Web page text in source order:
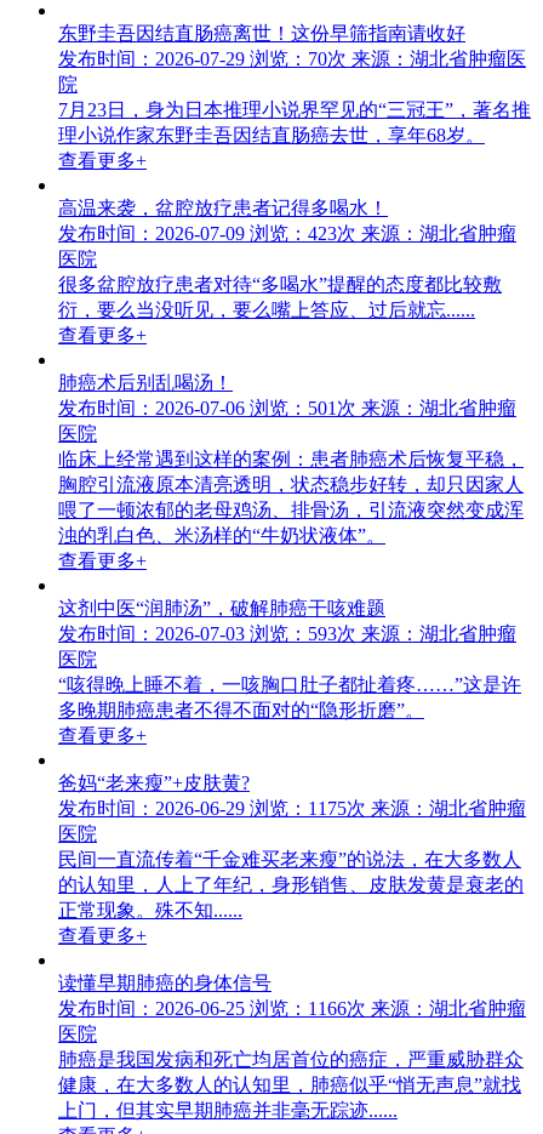
东野圭吾因结直肠癌离世！这份早筛指南请收好
发布时间：2026-07-29 浏览：70次 来源：湖北省肿瘤医
院
7月23日，身为日本推理小说界罕见的“三冠王”，著名推
理小说作家东野圭吾因结直肠癌去世，享年68岁。
查看更多+
高温来袭，盆腔放疗患者记得多喝水！
发布时间：2026-07-09 浏览：423次 来源：湖北省肿瘤
医院
很多盆腔放疗患者对待“多喝水”提醒的态度都比较敷
衍，要么当没听见，要么嘴上答应、过后就忘......
查看更多+
肺癌术后别乱喝汤！
发布时间：2026-07-06 浏览：501次 来源：湖北省肿瘤
医院
临床上经常遇到这样的案例：患者肺癌术后恢复平稳，
胸腔引流液原本清亮透明，状态稳步好转，却只因家人
喂了一顿浓郁的老母鸡汤、排骨汤，引流液突然变成浑
浊的乳白色、米汤样的“牛奶状液体”。
查看更多+
这剂中医“润肺汤”，破解肺癌干咳难题
发布时间：2026-07-03 浏览：593次 来源：湖北省肿瘤
医院
“咳得晚上睡不着，一咳胸口肚子都扯着疼……”这是许
多晚期肺癌患者不得不面对的“隐形折磨”。
查看更多+
爸妈“老来瘦”+皮肤黄?
发布时间：2026-06-29 浏览：1175次 来源：湖北省肿瘤
医院
民间一直流传着“千金难买老来瘦”的说法，在大多数人
的认知里，人上了年纪，身形销售、皮肤发黄是衰老的
正常现象。殊不知......
查看更多+
读懂早期肺癌的身体信号
发布时间：2026-06-25 浏览：1166次 来源：湖北省肿瘤
医院
肺癌是我国发病和死亡均居首位的癌症，严重威胁群众
健康，在大多数人的认知里，肺癌似乎“悄无声息”就找
上门，但其实早期肺癌并非毫无踪迹......